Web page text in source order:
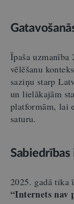
Īpaša uzmanība
vēlēšanu
saziņu starp
un lielākajām
platformām, lai
saturu.
Sabiedrības
2025. gadā tika
“Internets nav